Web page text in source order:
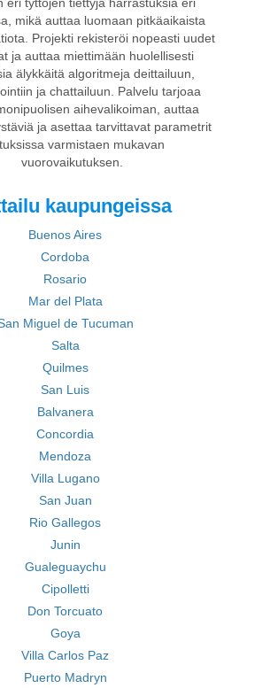
mikä auttaa luomaan pitkäaikaista
Projekti rekisteröi nopeasti uudet
ja auttaa miettimään huolellisesti
älykkäitä algoritmeja deittailuun,
ja chattailuun. Palvelu tarjoaa
aihevalikoiman, auttaa
ja asettaa tarvittavat parametrit
varmistaen mukavan
vuorovaikutuksen.
kaupungeissa
Buenos Aires
Cordoba
Rosario
Mar del Plata
Miguel de Tucuman
Salta
Quilmes
San Luis
Balvanera
Concordia
Mendoza
Villa Lugano
San Juan
Rio Gallegos
Junin
Gualeguaychu
Cipolletti
Don Torcuato
Goya
Villa Carlos Paz
Puerto Madryn